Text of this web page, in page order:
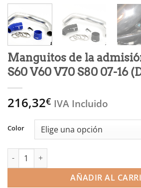
Manguitos de la
S60 V60 V70 S80 07-16
216,32€ IVA Incluido
Color
Manguitos de la admisión - Volvo V40
AÑADIR AL